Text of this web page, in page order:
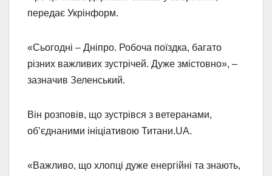
передає Укрінформ.
«Сьогодні – Дніпро. Робоча поїздка, багато
різних важливих зустрічей. Дуже змістовно», –
зазначив Зеленський.
Він розповів, що зустрівся з ветеранами,
об’єднаними ініціативою Титани.UA.
«Важливо, що хлопці дуже енергійні та знають,